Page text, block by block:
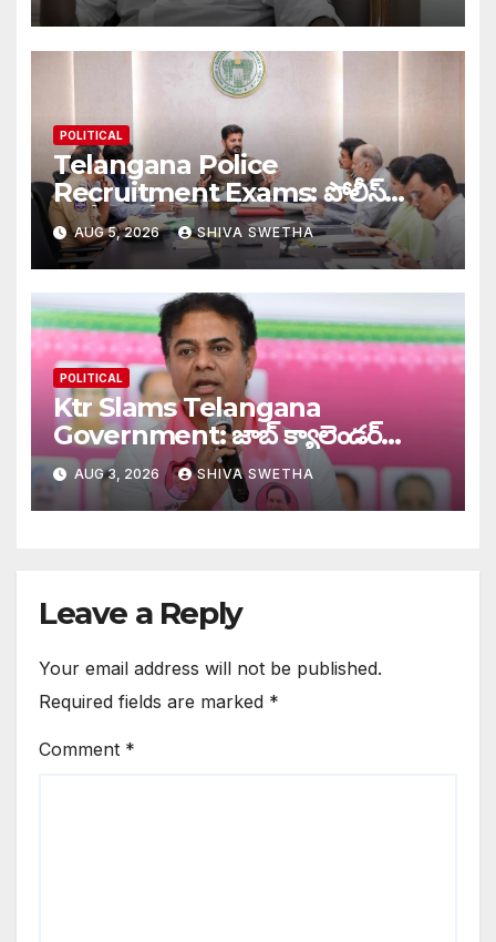
POLITICAL
Telangana Police
Recruitment Exams: పోలీస్
ఉద్యోగ పరీక్షలపై ప్రత్యేక నిఘా…
AUG 5, 2026 SHIVA SWETHA
POLITICAL
Ktr Slams Telangana
Government: జాబ్ క్యాలెండర్‌
ఎక్కడంటూ ప్రభుత్వంపై ఫైర్…
AUG 3, 2026 SHIVA SWETHA
Leave a Reply
Your email address will not be published.
Required fields are marked *
Comment *